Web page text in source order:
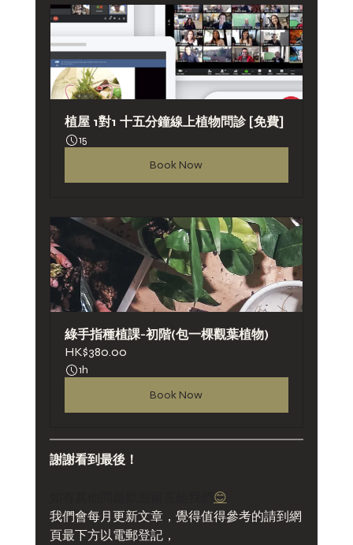
植屋 1對1 十五分鐘線上植物問診 [免費]
15
Book Now
綠手指種植課-初階(包一棵觀葉植物)
HK$380.00
1h
Book Now
謝謝看到最後！
😊
我們會每月更新文章，覺得值得參考的請到網
頁最下方以電郵登記，